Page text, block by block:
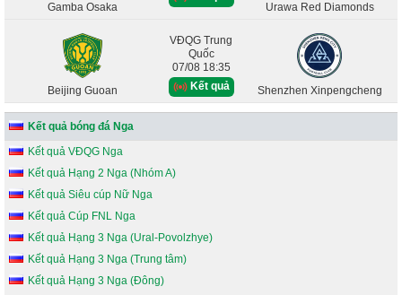
Gamba Osaka
Urawa Red Diamonds
Beijing Guoan
VĐQG Trung
Quốc
07/08 18:35
Kết quả
Shenzhen Xinpengcheng
Kết quả bóng đá Nga
Kết quả VĐQG Nga
Kết quả Hạng 2 Nga (Nhóm A)
Kết quả Siêu cúp Nữ Nga
Kết quả Cúp FNL Nga
Kết quả Hạng 3 Nga (Ural-Povolzhye)
Kết quả Hạng 3 Nga (Trung tâm)
Kết quả Hạng 3 Nga (Đông)